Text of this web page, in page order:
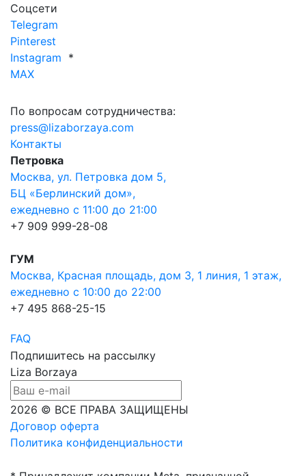
Соцсети
Telegram
Pinterest
Instagram *
MAX
По вопросам сотрудничества:
press@lizaborzaya.com
Контакты
Петровка
Москва, ул. Петровка дом 5,
БЦ «Берлинский дом»,
ежедневно с 11:00 до 21:00
+7 909 999-28-08
ГУМ
Москва, Красная площадь, дом 3, 1 линия, 1 этаж,
ежедневно с 10:00 до 22:00
+7 495 868-25-15
FAQ
Подпишитесь на рассылку
Liza Borzaya
2026 © ВСЕ ПРАВА ЗАЩИЩЕНЫ
Договор оферта
Политика конфиденциальности